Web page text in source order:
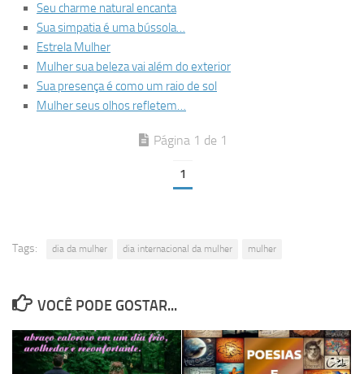
Seu charme natural encanta
Sua simpatia é uma bússola…
Estrela Mulher
Mulher sua beleza vai além do exterior
Sua presença é como um raio de sol
Mulher seus olhos refletem…
Página 1 de 1
1
Tags: dia da mulher dia internacional da mulher mulher
VOCÊ PODE GOSTAR...